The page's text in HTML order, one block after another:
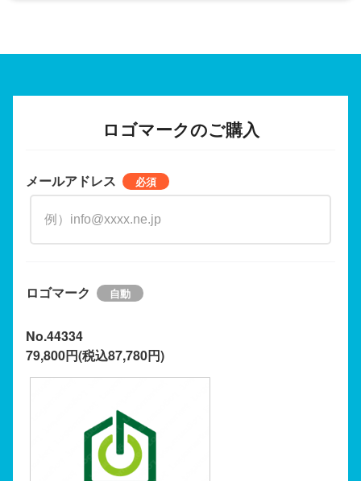
ロゴマークのご購入
メールアドレス
ロゴマーク
No.44334
79,800円(税込87,780円)